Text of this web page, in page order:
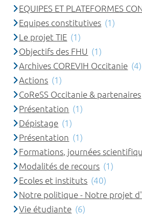
EQUIPES ET PLATEFORMES
Equipes constitutives (1)
Le projet TIE (1)
Objectifs des FHU (1)
Archives COREVIH Occitanie (4)
Actions (1)
CoReSS Occitanie & partenaires
Présentation (1)
Dépistage (1)
Présentation (1)
Formations, journées
Modalités de recours (1)
Ecoles et instituts (40)
Notre politique - Notre projet
Vie étudiante (6)